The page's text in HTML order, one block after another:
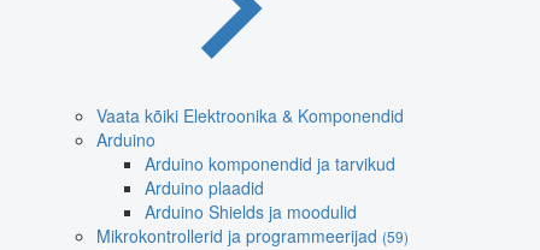
Vaata kõiki Elektroonika & Komponendid
Arduino
Arduino komponendid ja tarvikud
Arduino plaadid
Arduino Shields ja moodulid
Mikrokontrollerid ja programmeerijad (59)